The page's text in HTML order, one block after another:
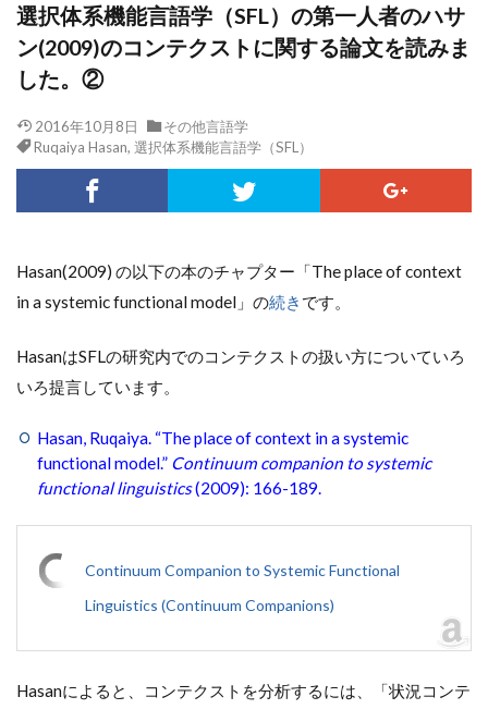
選択体系機能言語学（SFL）の第一人者のハサ
ン(2009)のコンテクストに関する論文を読みま
した。②
2016年10月8日
その他言語学
Ruqaiya Hasan, 選択体系機能言語学（SFL）
Hasan(2009) の以下の本のチャプター「The place of context
in a systemic functional model」の続き です。
HasanはSFLの研究内でのコンテクストの扱い方についていろ
いろ提言しています。
Hasan, Ruqaiya. “The place of context in a systemic
functional model.” Continuum companion to systemic
functional linguistics(2009): 166-189.
Continuum Companion to Systemic Functional
Linguistics (Continuum Companions)
Hasanによると、コンテクストを分析するには、「状況コンテ